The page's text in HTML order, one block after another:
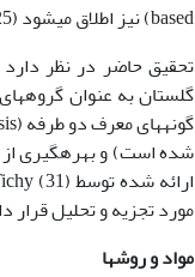
based) نیز اطلاق می­شود (25).
تحقیق حاضر در نظر دارد
گلستان به عنوان
شده است) و بهره­گیری از
مورد تجزیه و تحلیل قرار
مواد و روشها